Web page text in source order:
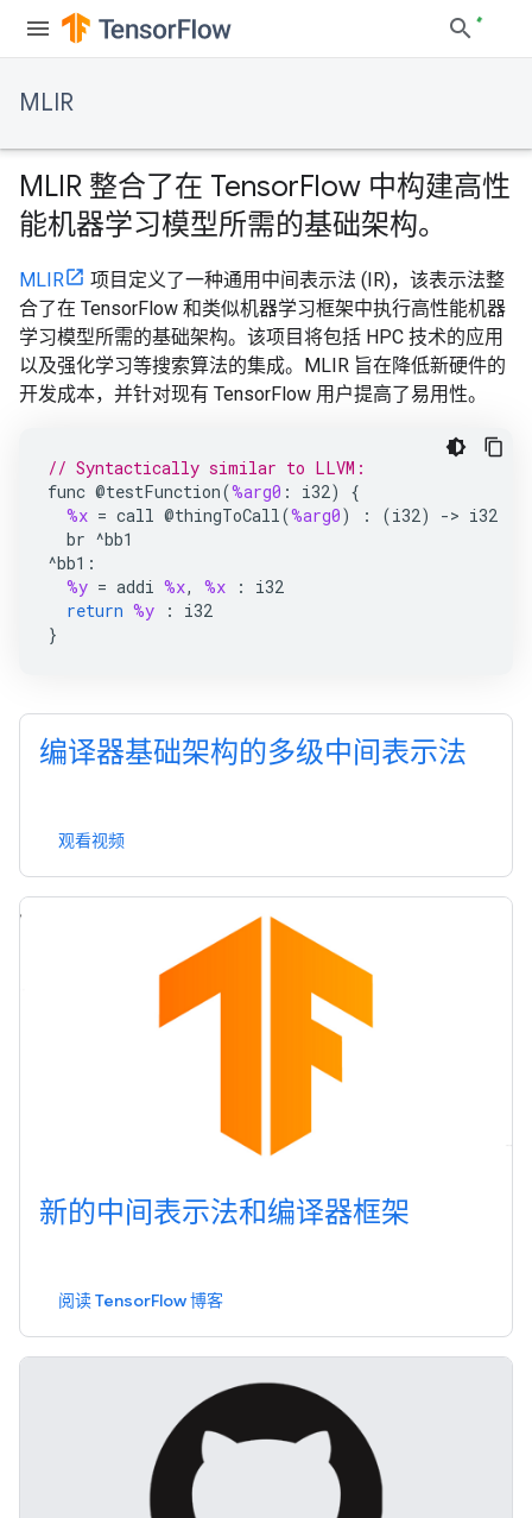
MLIR
MLIR 整合了在 TensorFlow 中构建高性
能机器学习模型所需的基础架构。
MLIR
项目定义了一种通用中间表示法 (IR)，该表示法整
合了在 TensorFlow 和类似机器学习框架中执行高性能机器
学习模型所需的基础架构。该项目将包括 HPC 技术的应用
以及强化学习等搜索算法的集成。MLIR 旨在降低新硬件的
开发成本，并针对现有 TensorFlow 用户提高了易用性。
// Syntactically similar to LLVM:
func @testFunction(%arg0 : i32)
{
%x = call @thingToCall(%arg0) : (i32) -> i32
br ^bb1
^bb1 :
%y = addi %x, %x :
i32
return %y :
i32
}
编译器基础架构的多级中间表示法
观看视频
新的中间表示法和编译器框架
阅读 TensorFlow 博客